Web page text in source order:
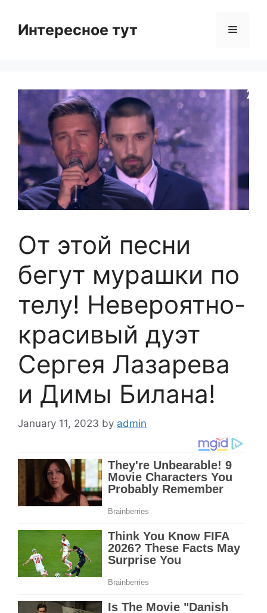
contentИнтересное тут Menu
От этой песни
бегут мурашки по
телу! Невероятно-
красивый дуэт
Сергея Лазарева
и Димы Билана!
January 11, 2023 by admin